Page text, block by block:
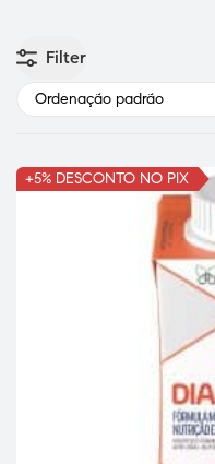
Filter
Ordenação padrão
+5% DESCONTO NO PIX